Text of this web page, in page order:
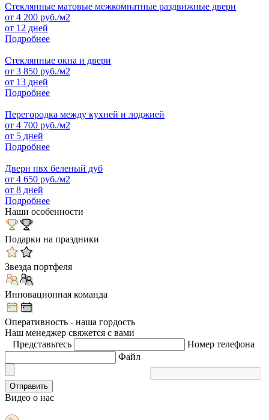
Стеклянные матовые межкомнатные раздвижные двери
от 4 200 руб./м2
от 12 дней
Подробнее
Стеклянные окна и двери
от 3 850 руб./м2
от 13 дней
Подробнее
Перегородка между кухней и лоджией
от 4 700 руб./м2
от 5 дней
Подробнее
Двери пвх беленый дуб
от 4 650 руб./м2
от 8 дней
Подробнее
Наши особенности
Подарки на праздники
Звезда портфеля
Инновационная команда
Оперативность - наша гордость
Наш менеджер свяжется с вами
Представьтесь
Номер телефона
Файл
Отправить
Видео о нас